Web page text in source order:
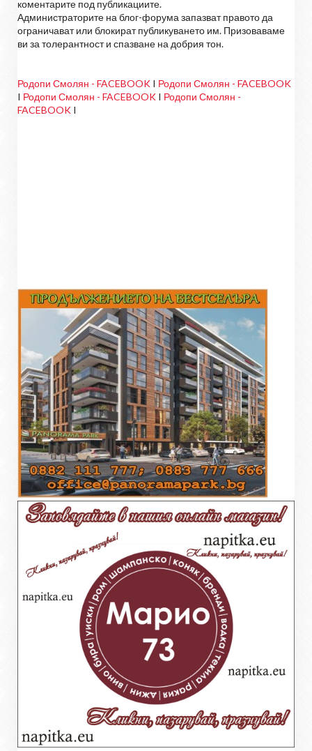
коментарите под публикациите.
Администраторите на блог-форума запазват правото да
ограничават или блокират публикуването им. Призоваваме
ви за толерантност и спазване на добрия тон.
Родопи Смолян - FACEBOOK I Родопи Смолян - FACEBOOK
I Родопи Смолян - FACEBOOK I Родопи Смолян -
FACEBOOK I